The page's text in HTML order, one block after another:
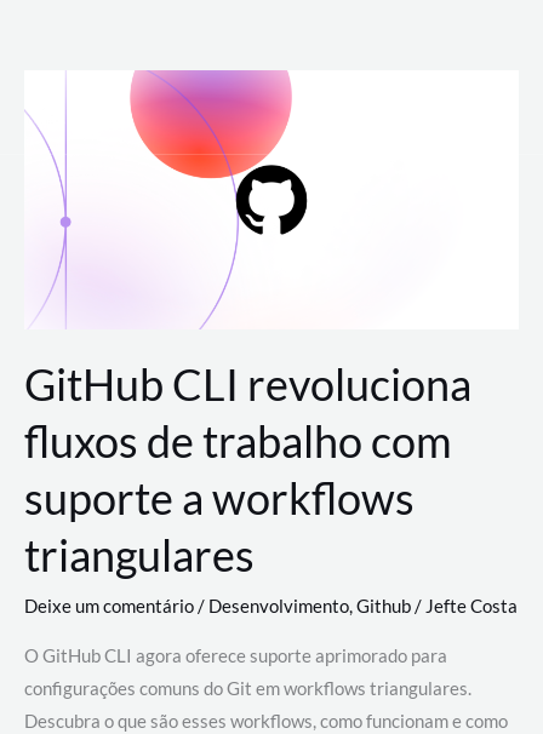
para
conteúdo
GitHub CLI revoluciona
fluxos de trabalho com
suporte a workflows
triangulares
Deixe um comentário/ Desenvolvimento,Github/ Jefte Costa
O GitHub CLI agora oferece suporte aprimorado para
configurações comuns do Git em workflows triangulares.
Descubra o que são esses workflows, como funcionam e como